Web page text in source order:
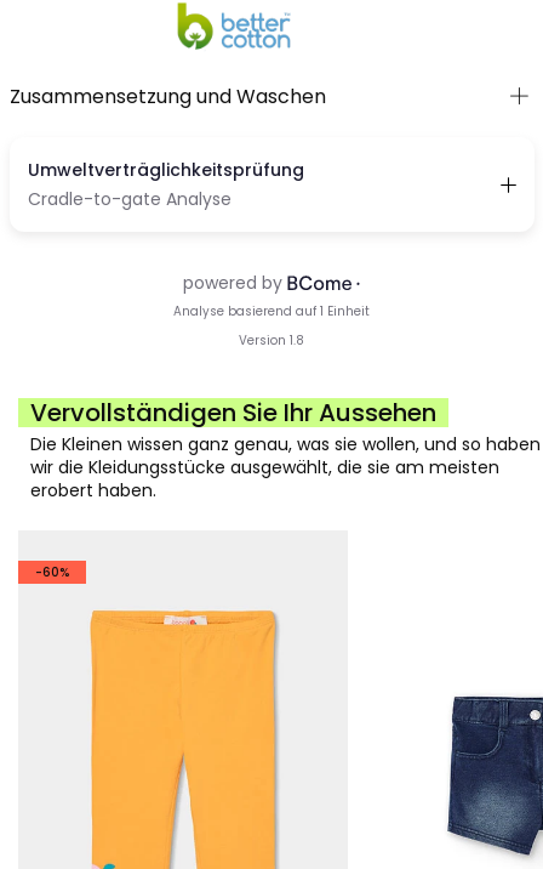
zu werden, und verleiht der Garderobe der Kleinen einen
Zusammensetzung und Waschen
Vervollständigen Sie Ihr Aussehen
Die Kleinen wissen ganz genau, was sie wollen, und so haben
wir die Kleidungsstücke ausgewählt, die sie am meisten
erobert haben.
-60%